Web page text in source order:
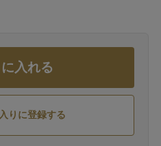
入れる
りに登録する